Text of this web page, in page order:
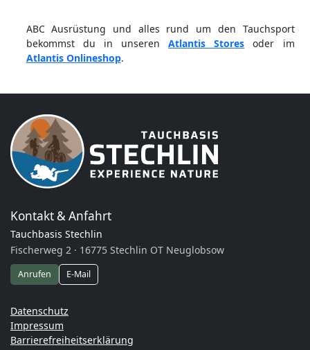
ABC Ausrüstung und alles rund um den Tauchsport
bekommst du in unserenAtlantis Stores oder im
Atlantis Onlineshop.
Kontakt & Anfahrt
Tauchbasis Stechlin
Fischerweg 2 · 16775 Stechlin OT Neuglobsow
Anrufen E-Mail
Datenschutz
Impressum
Barrierefreiheitserklärung